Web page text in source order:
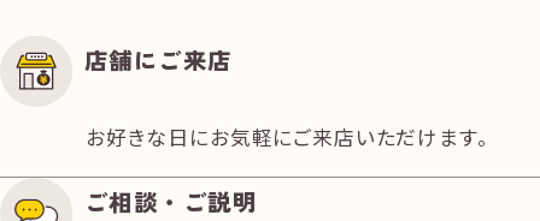
店舗にご来店
お好きな日にお気軽にご来店いただけます。
ご相談・ご説明